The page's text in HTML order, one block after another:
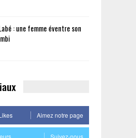
: une femme éventre son
Aimez notre page
Suivez-nous